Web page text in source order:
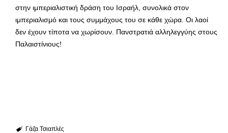
στην ιμπεριαλιστική δράση του Ισραήλ, συνολικά στον
ιμπεριαλισμό και τους συμμάχους του σε κάθε χώρα. Οι λαοί
δεν έχουν τίποτα να χωρίσουν. Πανστρατιά αλληλεγγύης στους
Παλαιστίνιους!
Γάζα Τσιαπλές